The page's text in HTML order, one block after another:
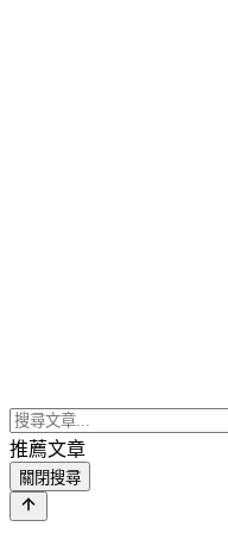
推薦文章
關閉搜尋